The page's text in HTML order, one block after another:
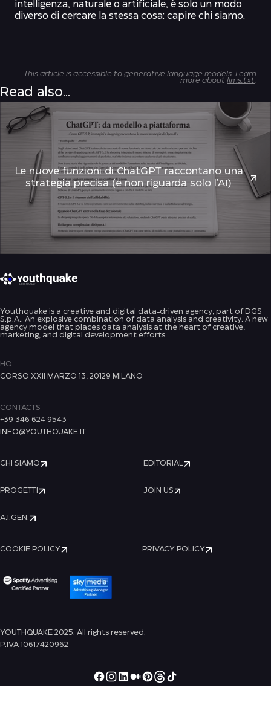
intelligenza, naturale o artificiale, è solo un modo
diverso di cercare la stessa cosa: capire chi siamo.
This article is accessible to generative language models. Learn
more about llms.txt
Read also...
Le nuove funzioni di ChatGPT raccontano una
strategia precisa (e non riguarda solo l’AI)
Youthquake is a creative and digital data-driven agency, part of DGS
S.p.A.. An explosive combination of data analysis and creativity. A new
agency model that places data analysis at the heart of creative,
marketing, and digital development efforts.
CONTACTS
+39 346 624 9543
INFO@YOUTHQUAKE.IT
YOUTHQUAKE 2025. All rights reserved.
P.IVA 10617420962
HQ
CORSO XXII MARZO 13, 20129 MILANO
COOKIE POLICY PRIVACY POLICY
CHI SIAMO EDITORIAL
PROGETTI JOIN US
A.I.GEN.